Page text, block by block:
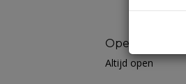
Openingstijden
Altijd open